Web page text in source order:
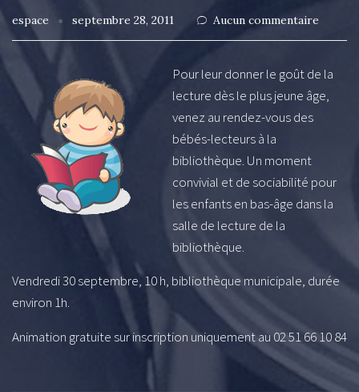
espace septembre 28, 2011 Aucun commentaire
Pour leur donner le goût de la
lecture dès le plus jeune âge,
venez au rendez-vous des
bébés-lecteurs à la
bibliothèque. Un moment
convivial et de sociabilité pour
les enfants en bas-âge dans la
salle de lecture de la
bibliothèque.
Vendredi 30 septembre, 10 h, bibliothèque municipale, durée
environ 1h.
Animation gratuite sur inscription uniquement au 02 51 66 10 84